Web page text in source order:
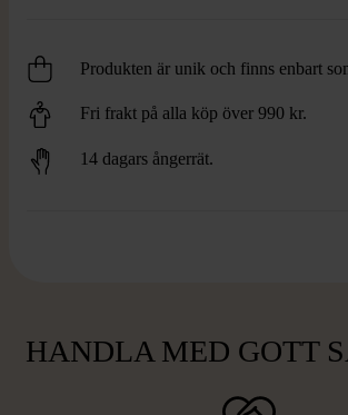
Produkten är unik och finns enbart
Fri frakt på alla köp över 990 kr.
14 dagars ångerrät.
HANDLA MED GOTT